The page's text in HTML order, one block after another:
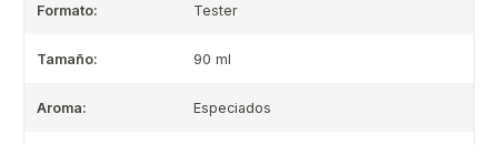
Formato: Tester
Tamaño: 90 ml
Aroma: Especiados